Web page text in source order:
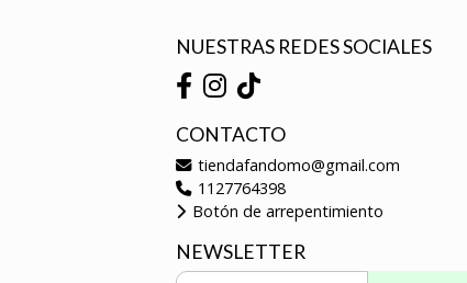
NUESTRAS REDES SOCIALES
CONTACTO
tiendafandomo@gmail.com
1127764398
Botón de arrepentimiento
NEWSLETTER